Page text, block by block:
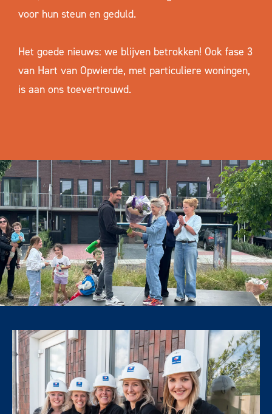
voor hun steun en geduld.
Het goede nieuws: we blijven betrokken! Ook fase 3
van Hart van Opwierde, met particuliere woningen,
is aan ons toevertrouwd.